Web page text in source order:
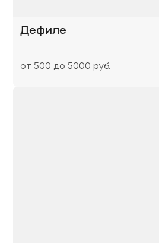
Дефиле
от 500 до 5000 руб.